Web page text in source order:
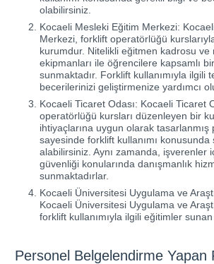
olabilirsiniz.
Kocaeli Mesleki Eğitim Merkezi:
Merkezi, forklift operatörlüğü
kurumdur. Nitelikli eğitmen kadrosu ve
ekipmanları ile öğrencilere kapsamlı
sunmaktadır. Forklift kullanımıyla ilgili
becerilerinizi geliştirmenize yardımcı
Kocaeli Ticaret Odası: Kocaeli Ticaret
operatörlüğü kursları düzenleyen bir
ihtiyaçlarına uygun olarak tasarlanmış
sayesinde forklift kullanımı konusunda
alabilirsiniz. Aynı zamanda, işverenler
güvenliği konularında danışmanlık
sunmaktadırlar.
Kocaeli Üniversitesi Uygulama ve
Kocaeli Üniversitesi Uygulama ve
forklift kullanımıyla ilgili eğitimler
Personel Belgelendirme Yapan